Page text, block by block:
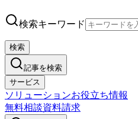
検索キーワード
検索
記事を検索
サービス
ソリューションお役立ち情報
無料相談資料請求